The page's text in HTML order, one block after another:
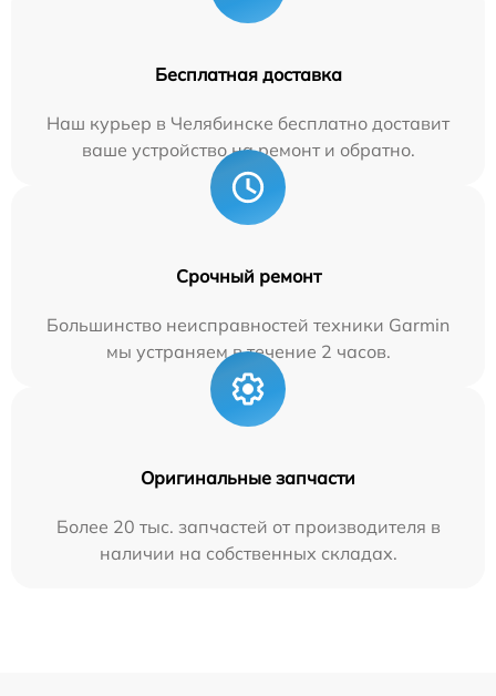
Бесплатная доставка
Наш курьер в Челябинске бесплатно доставит
ваше устройство на ремонт и обратно.
Срочный ремонт
Большинство неисправностей техники Garmin
мы устраняем в течение 2 часов.
Оригинальные запчасти
Более 20 тыс. запчастей от производителя в
наличии на собственных складах.